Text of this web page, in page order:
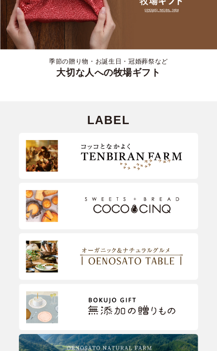
季節の贈り物・お誕生日・冠婚葬祭など
大切な人への牧場ギフト
LABEL